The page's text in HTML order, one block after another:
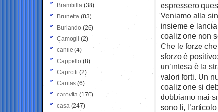
espressero
Veniamo alla
insieme e
coalizione non
Che le forze
sforzo è
un’intesa è la
valori forti. Un
coalizione si
dobbiamo mai
sono lì,
Brambilla (38)
Brunetta (83)
Burlando (26)
Camogli (2)
canile (4)
Cappello (8)
Caprotti (2)
Caritas (6)
carovita (170)
casa (247)